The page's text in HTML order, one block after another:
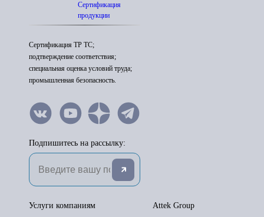
Сертификация
продукции
Сертификация ТР ТС;
подтверждение соответствия;
специальная оценка условий труда;
промышленная безопасность.
Подпишитесь на рассылку:
Attek Group
Услуги компаниям